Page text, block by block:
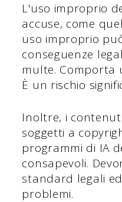
L'uso improprio
accuse, come
uso improprio
conseguenze
multe. Comporta
È un rischio
Inoltre, i
soggetti a
programmi di IA
consapevoli.
standard legali
problemi.